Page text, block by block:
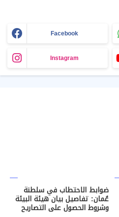
Facebook
Instagram
ضوابط الاحتطاب في سلطنة
عُمان: تفاصيل بيان هيئة البيئة
وشروط الحصول على التصاريح